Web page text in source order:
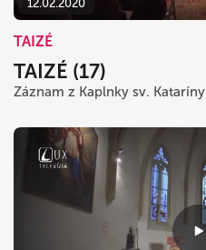
12.02.2020
TAIZÉ
TAIZÉ (17)
Záznam z Kaplnky sv. Kataríny